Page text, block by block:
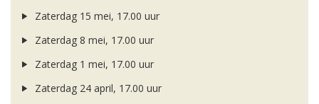
Zaterdag 15 mei, 17.00 uur
Zaterdag 8 mei, 17.00 uur
Zaterdag 1 mei, 17.00 uur
Zaterdag 24 april, 17.00 uur